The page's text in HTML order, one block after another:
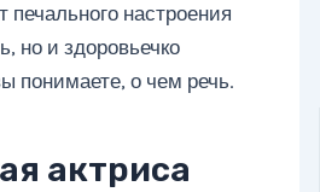
печального настроения
но и здоровьечко
понимаете, о чем речь.
актриса